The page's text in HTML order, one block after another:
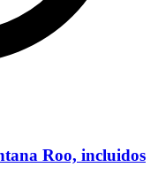
Roo, incluidos